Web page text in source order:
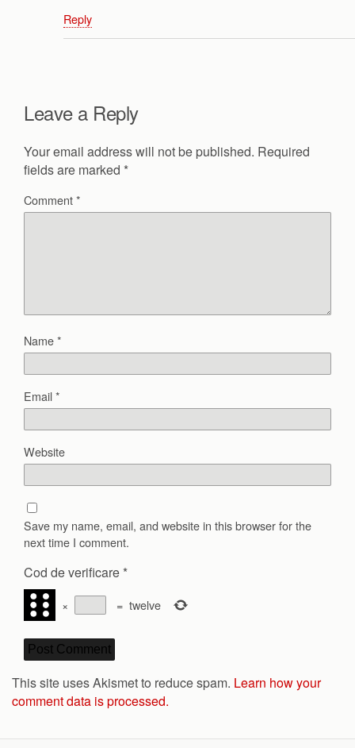
Reply
Leave a Reply
Your email address will not be published. Required
fields are marked *
Comment*
Name*
Email*
Website
Save my name, email, and website in this browser for the
next time I comment.
Cod de verificare *
× = twelve
This site uses Akismet to reduce spam. Learn how your
comment data is processed.